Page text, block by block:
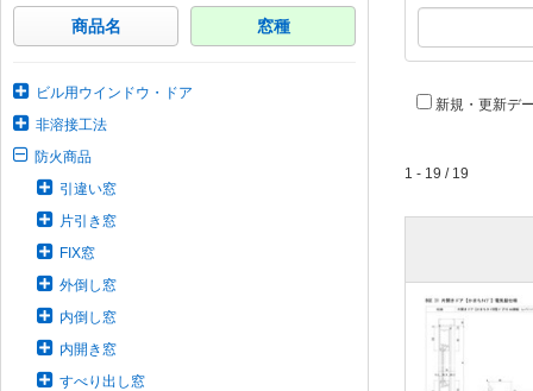
商品名 窓種
ビル用ウインドウ・ドア
非溶接工法
防火商品
引違い窓
片引き窓
FIX窓
外倒し窓
内倒し窓
内開き窓
すべり出し窓
新規・更新デ
1 - 19 / 19